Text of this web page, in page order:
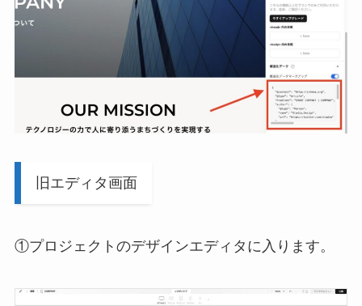
旧エディタ画面
①プロジェクトのデザインエディタに入ります。